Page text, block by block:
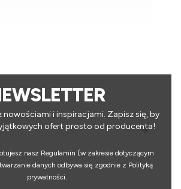
nowościami i inspiracjami. Zapisz się, by
ofert prosto od producenta!
nasz Regulamin (w zakresie dotyczącym
danych odbywa się zgodnie z Polityką
prywatności.